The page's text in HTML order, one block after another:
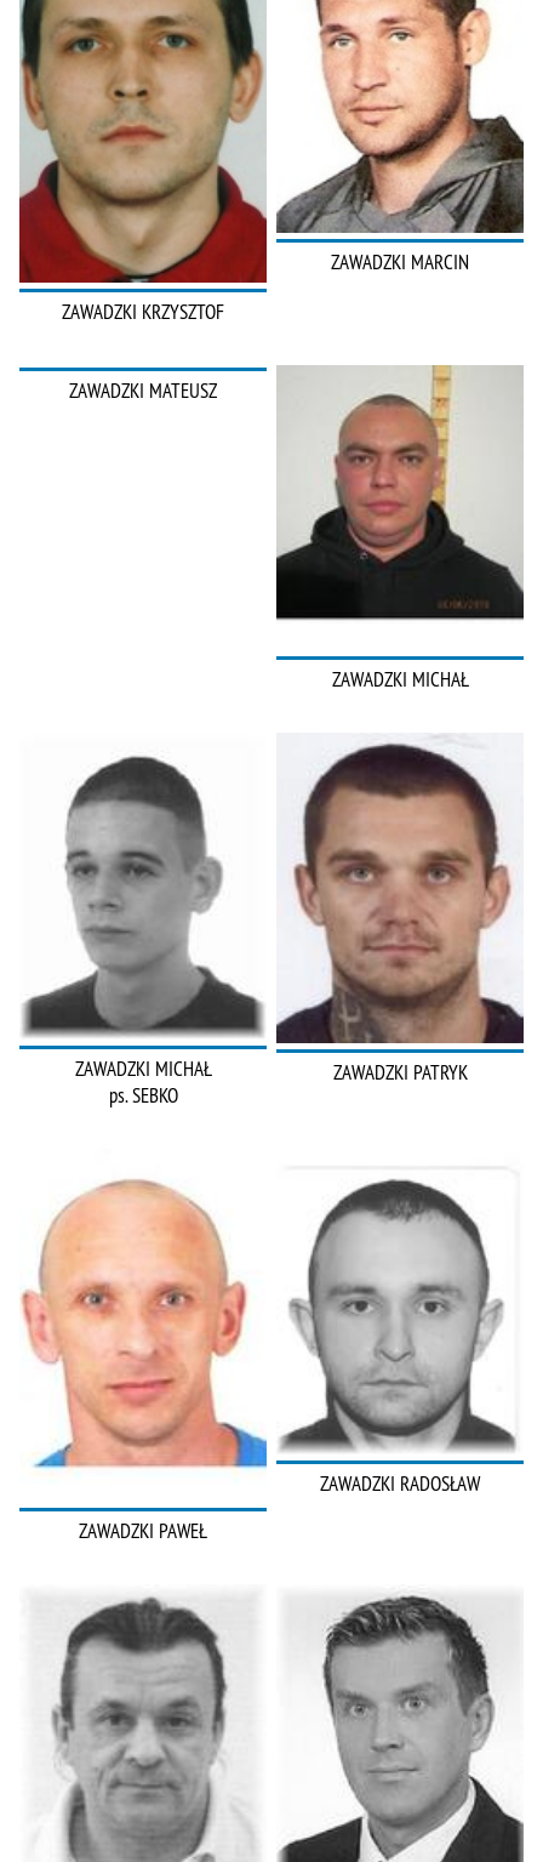
ZAWADZKI KRZYSZTOF
ZAWADZKI MARCIN
ZAWADZKI MATEUSZ
ZAWADZKI MICHAŁ
ZAWADZKI MICHAŁ
ps. SEBKO
ZAWADZKI PATRYK
ZAWADZKI PAWEŁ
ZAWADZKI RADOSŁAW